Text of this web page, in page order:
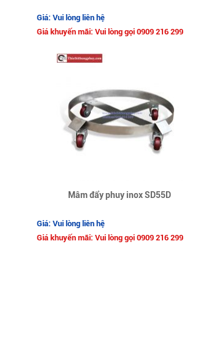
Giá: Vui lòng liên hệ
Giá khuyến mãi: Vui lòng gọi 0909 216 299
Mâm đẩy phuy inox SD55D
Giá: Vui lòng liên hệ
Giá khuyến mãi: Vui lòng gọi 0909 216 299